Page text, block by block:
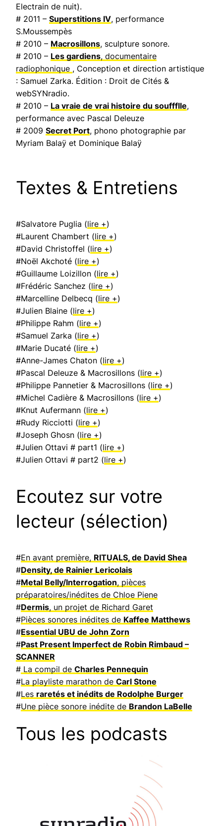
Electrain de nuit).
# 2011 – Superstitions IV, performance
S.Moussempès
# 2010 – Macrosillons, sculpture sonore.
# 2010 – Les gardiens, documentaire
radiophonique , Conception et direction artistique
: Samuel Zarka. Édition : Droit de Cités &
webSYNradio.
# 2010 – La vraie de vrai histoire du souffflle,
performance avec Pascal Deleuze
# 2009 Secret Port, phono photographie par
Myriam Balaÿ et Dominique Balaÿ
Textes & Entretiens
#Salvatore Puglia (lire +)
#Laurent Chambert (lire +)
#David Christoffel (lire +)
#Noël Akchoté (lire +)
#Guillaume Loizillon (lire +)
#Frédéric Sanchez (lire +)
#Marcelline Delbecq (lire +)
#Julien Blaine (lire +)
#Philippe Rahm (lire +)
#Samuel Zarka (lire +)
#Marie Ducaté (lire +)
#Anne-James Chaton (lire +)
#Pascal Deleuze & Macrosillons (lire +)
#Philippe Pannetier & Macrosillons (lire +)
#Michel Cadière & Macrosillons (lire +)
#Knut Aufermann (lire +)
#Rudy Ricciotti (lire +)
#Joseph Ghosn (lire +)
#Julien Ottavi # part1 (lire +)
#Julien Ottavi # part2 (lire +)
Ecoutez sur votre
lecteur (sélection)
#En avant première, RITUALS, de David Shea
#Density, de Rainier Lericolais
#Metal Belly/Interrogation, pièces
préparatoires/inédites de Chloe Piene
#Dermis, un projet de Richard Garet
#Pièces sonores inédites de Kaffee Matthews
#Essential UBU de John Zorn
#Past Present Imperfect de Robin Rimbaud –
SCANNER
# La compil de Charles Pennequin
#La playliste marathon de Carl Stone
#Les raretés et inédits de Rodolphe Burger
#Une pièce sonore inédite de Brandon LaBelle
Tous les podcasts